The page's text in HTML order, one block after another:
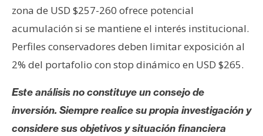
zona de USD $257-260 ofrece potencial
acumulación si se mantiene el interés institucional.
Perfiles conservadores deben limitar exposición al
2% del portafolio con stop dinámico en USD $265.
Este análisis no constituye un consejo de
inversión. Siempre realice su propia investigación y
considere sus objetivos y situación financiera